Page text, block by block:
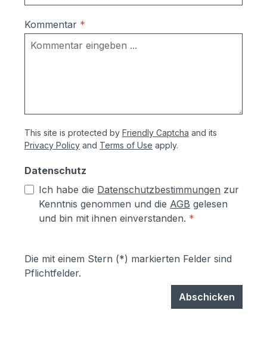
Korrosionsschutzmaßnahmen (Angaben
vom Hersteller):- Kästen aus
sendzimierverzinktem Stahl (verformbar
ohne Abspringen der Beschichtung,
chromatiert- Zusätzlich erhalten alle
Aluminium- und Stahlteile, Ausnahme
lösungsmittelfreie Pulverlackierung (z.T.
auch Kunststoffbeschichtung genannt) mit
Polyesterpulver in Fassadenqualität, dies
garantiert UV- und Wetterbeständigkeit-
Kommentar *
This site is protected by Friendly Captcha and its
Privacy Policy and Terms of Use apply.
Datenschutz
Ich habe die Datenschutzbestimmungen zur
Kenntnis genommen und die AGB gelesen
und bin mit ihnen einverstanden. *
Die mit einem Stern (*) markierten Felder sind
Pflichtfelder.
Abschicken